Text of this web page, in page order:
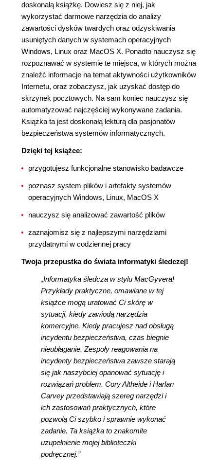
doskonałą książkę. Dowiesz się z niej, jak
wykorzystać darmowe narzędzia do analizy
zawartości dysków twardych oraz odzyskiwania
usuniętych danych w systemach operacyjnych
Windows, Linux oraz MacOS X. Ponadto nauczysz się
rozpoznawać w systemie te miejsca, w których można
znaleźć informacje na temat aktywności użytkowników
Internetu, oraz zobaczysz, jak uzyskać dostęp do
skrzynek pocztowych. Na sam koniec nauczysz się
automatyzować najczęściej wykonywane zadania.
Książka ta jest doskonałą lekturą dla pasjonatów
bezpieczeństwa systemów informatycznych.
Dzięki tej książce:
przygotujesz funkcjonalne stanowisko badawcze
poznasz system plików i artefakty systemów
operacyjnych Windows, Linux, MacOS X
nauczysz się analizować zawartość plików
zaznajomisz się z najlepszymi narzędziami
przydatnymi w codziennej pracy
Twoja przepustka do świata informatyki śledczej!
„Informatyka śledcza w stylu MacGyvera!
Przykłady praktyczne, omawiane w tej
książce mogą uratować Ci skórę w
sytuacji, kiedy zawiodą narzędzia
komercyjne. Kiedy pracujesz nad obsługą
incydentu bezpieczeństwa, czas biegnie
nieubłaganie. Zespoły reagowania na
incydenty bezpieczeństwa zawsze starają
się jak naszybciej opanować sytuację i
rozwiązań problem. Cory Altheide i Harlan
Carvey przedstawiają szereg narzędzi i
ich zastosowań praktycznych, które
pozwolą Ci szybko i sprawnie wykonać
zadanie. Ta książka to znakomite
uzupełnienie mojej biblioteczki
podręcznej.”